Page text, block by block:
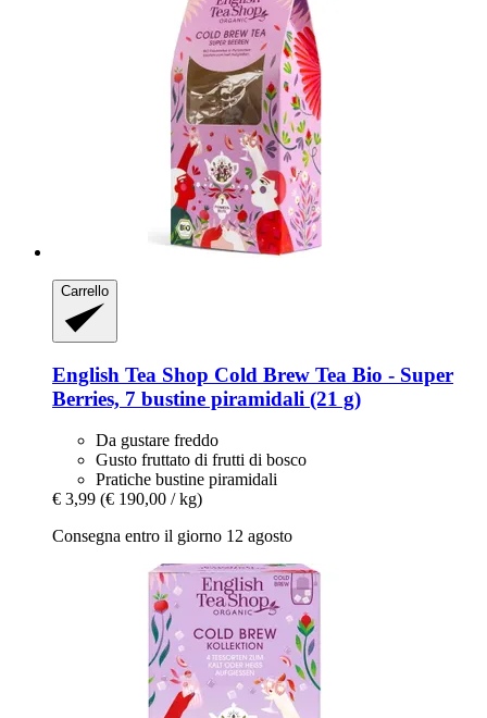
Carrello
English Tea Shop Cold Brew Tea Bio -​ Super
Berries, 7 bustine piramidali (21 g)
Da gustare freddo
Gusto fruttato di frutti di bosco
Pratiche bustine piramidali
€ 3,99 (€ 190,00 / kg)
Consegna entro il giorno 12 agosto